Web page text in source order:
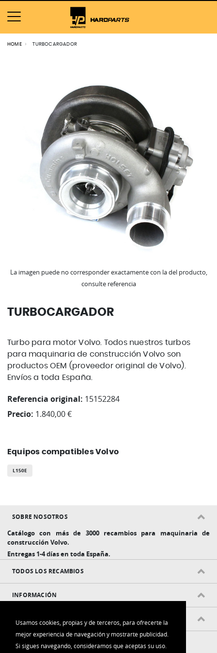
Usamos cookies, propias y de terceros, para ofrecerte la
mejor experiencia de navegación y mostrarte publicidad.
Si sigues navegando, consideramos que aceptas su uso.
HOME TURBOCARGADOR
TURBOCARGADOR
Turbo para motor Volvo. Todos nuestros turbos
para maquinaria de construcción Volvo son
productos OEM (proveedor original de Volvo).
Envíos a toda España.
Referencia original: 15152284
Precio: 1.840,00 €
Equipos compatibles Volvo
L150E
La imagen puede no corresponder exactamente con la del producto,
consulte referencia
SOBRE NOSOTROS
Catálogo con más de 3000 recambios para maquinaria de
construcción Volvo.
Entregas 1-4 días en toda España.
TODOS LOS RECAMBIOS
INFORMACIÓN
POLÍTICAS Y CONDICIONES